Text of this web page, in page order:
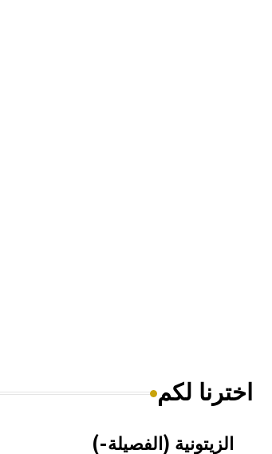
اخترنا لكم
الزيتونية (الفصيلة-)